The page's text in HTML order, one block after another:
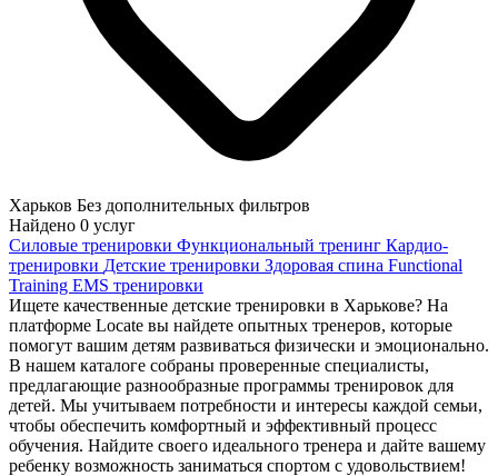
Харьков Без дополнительных фильтров
Найдено 0 услуг
Силовые тренировки Функциональный тренинг Кардио-
тренировки Детские тренировки Здоровая спина Functional
Training EMS тренировки
Ищете качественные детские тренировки в Харькове? На
платформе Locate вы найдете опытных тренеров, которые
помогут вашим детям развиваться физически и эмоционально.
В нашем каталоге собраны проверенные специалисты,
предлагающие разнообразные программы тренировок для
детей. Мы учитываем потребности и интересы каждой семьи,
чтобы обеспечить комфортный и эффективный процесс
обучения. Найдите своего идеального тренера и дайте вашему
ребенку возможность заниматься спортом с удовольствием!